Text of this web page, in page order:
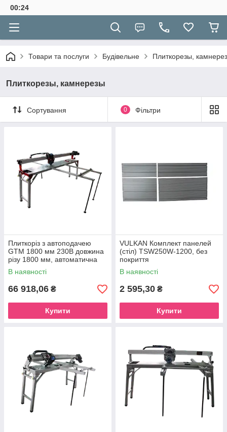
00:24
Товари та послуги Будівельне Плиткорезы,
Плиткорезы, камнерезы
Сортування 0 Фільтри
Плиткоріз з автоподачею
GTM 1800 мм 230В довжина
різу 1800 мм, автоматична
подача
В наявності
66 918,06 ₴
Купити
VULKAN Комплект панелей
(стіл) TSW250W-1200, без
покриття
В наявності
2 595,30 ₴
Купити